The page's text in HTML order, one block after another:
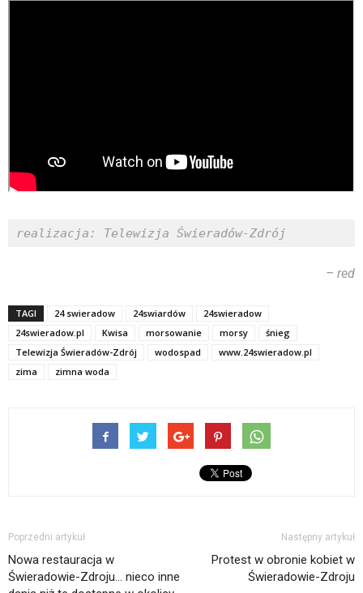
realizacja: Telewizja Świeradów-Zdrój
– red
TAGI 24 swieradow 24swiardów
24swieradow
24swieradow.pl
Kwisa morsowanie morsy
śnieg
Telewizja Świeradów-Zdrój
wodospad
www.24swieradow.pl
zima
zimna woda
Poprzedni artykuł
Nowa restauracja w
Świeradowie-Zdroju… nieco inne
Następny artykuł
Protest w obronie kobiet w
Świeradowie-Zdroju